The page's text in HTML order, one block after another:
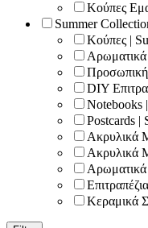
Κούπες
Summer
Κούπες |
DIY
Notebooks
Postcards |
Ακρυλικά
Ακρυλικά
Αρωματικά
Κεραμικά